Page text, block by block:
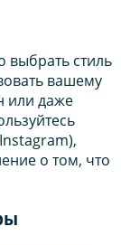
выбрать стиль
вашему
или даже
о том, что